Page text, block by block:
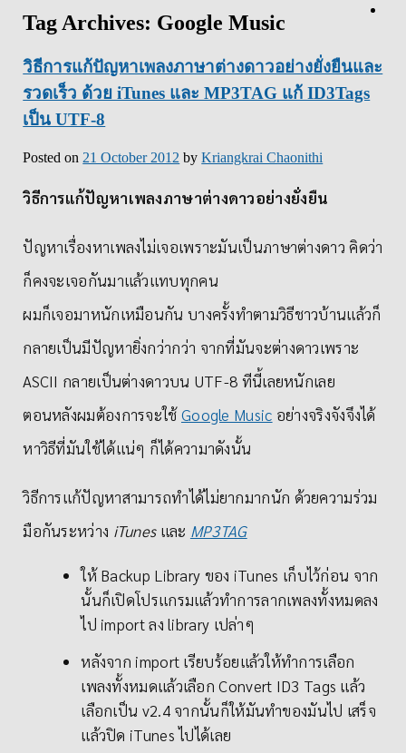
Tag Archives: Google Music
วิธีการแก้ปัญหาเพลงภาษาต่างดาวอย่างยั่งยืนและ
รวดเร็ว ด้วย iTunes และ MP3TAG แก้ ID3Tags
เป็น UTF-8
Posted on 21 October 2012 byKriangkrai Chaonithi
วิธีการแก้ปัญหาเพลงภาษาต่างดาวอย่างยั่งยืน
ปัญหาเรื่องหาเพลงไม่เจอเพราะมันเป็นภาษาต่างดาว คิดว่า
ก็คงจะเจอกันมาแล้วแทบทุกคน
ผมก็เจอมาหนักเหมือนกัน บางครั้งทำตามวิธีชาวบ้านแล้วก็
กลายเป็นมีปัญหายิ่งกว่ากว่า จากที่มันจะต่างดาวเพราะ
ASCII กลายเป็นต่างดาวบน UTF-8 ทีนี้เลยหนักเลย
ตอนหลังผมต้องการจะใช้Google Music อย่างจริงจังจึงได้
หาวิธีที่มันใช้ได้แน่ๆ ก็ได้ความาดังนั้น
วิธีการแก้ปัญหาสามารถทำได้ไม่ยากมากนัก ด้วยความร่วม
มือกันระหว่าง iTunes และ MP3TAG
ให้ Backup Library ของ iTunes เก็บไว้ก่อน จาก
นั้นก็เปิดโปรแกรมแล้วทำการลากเพลงทั้งหมดลง
ไป import ลง library เปล่าๆ
หลังจาก import เรียบร้อยแล้วให้ทำการเลือก
เพลงทั้งหมดแล้วเลือก Convert ID3 Tags แล้ว
เลือกเป็น v2.4 จากนั้นก็ให้มันทำของมันไป เสร็จ
แล้วปิด iTunes ไปได้เลย